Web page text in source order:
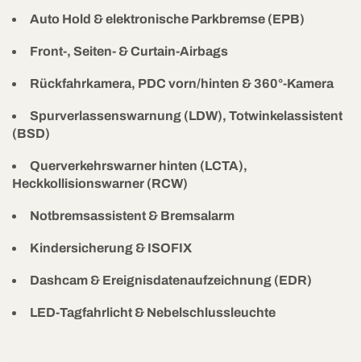
Auto Hold & elektronische Parkbremse (EPB)
Front-, Seiten- & Curtain-Airbags
Rückfahrkamera, PDC vorn/hinten & 360°-Kamera
Spurverlassenswarnung (LDW), Totwinkelassistent
(BSD)
Querverkehrswarner hinten (LCTA),
Heckkollisionswarner (RCW)
Notbremsassistent & Bremsalarm
Kindersicherung & ISOFIX
Dashcam & Ereignisdatenaufzeichnung (EDR)
LED-Tagfahrlicht & Nebelschlussleuchte